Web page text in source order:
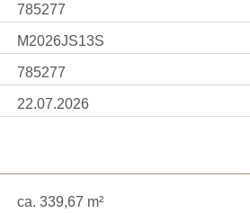
785277
M2026JS13S
785277
22.07.2026
ca. 339,67 m²